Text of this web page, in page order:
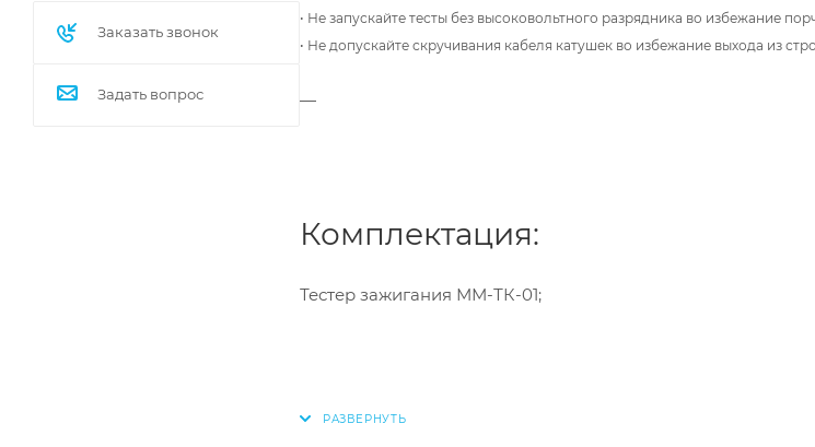
• Не запускайте тесты без высоковольтного разрядника во избежание
• Не допускайте скручивания кабеля катушек во избежание выхода из
Комплектация:
Тестер зажигания ММ-ТК-01;
Заказать звонок
Задать вопрос